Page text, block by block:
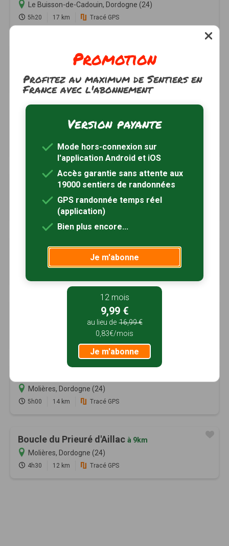
Le Buisson-de-Cadouin, Dordogne (24)
5h20 17 km Tracé GPS
Boucle du Dolmenà 8km
3h00 9 km Tracé GPS
Pech Mélouà 8km
8.3 km Tracé GPS
Boucle de Saint-Christopheà 8km
Montferrand-du-Périgord, Dordogne (24)
2.8 km Tracé GPS
Les combesà 9km
Audrix, Dordogne (24)
à 9km
Saint-Marcory, Dordogne (24)
Tracé GPS
Molières, Dordogne (24)
5h00 14 km Tracé GPS
Boucle du Prieuré d'Aillac à 9km
Molières, Dordogne (24)
4h30 12 km Tracé GPS
Promotion
Profitez au maximum de Sentiers en
France avec l'abonnement
Version payante
Mode hors-connexion sur
l'application Android et iOS
Accès garantie sans attente aux
19000 sentiers de randonnées
GPS randonnée temps réel
(application)
Bien plus encore...
Je m'abonne
12 mois
9,99 €
au lieu de 16,99 €
0,83€/mois
Je m'abonne